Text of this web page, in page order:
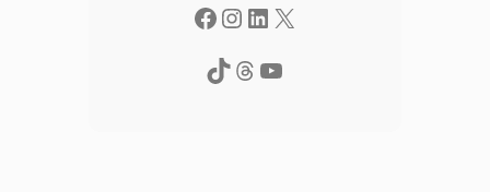
Facebook Instagram LinkedIn X
TikTok
Threads YouTube